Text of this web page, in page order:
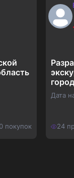
0 покупок
Дата
24